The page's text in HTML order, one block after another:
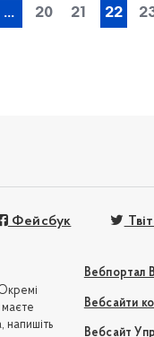
... 20 21 22
Фейсбук
Вебпортал
Вебсайти
Вебсайт
напишіть